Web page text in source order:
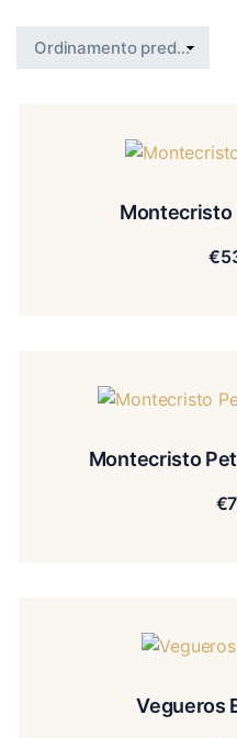
Montecristo
€
Montecristo
€
Vegueros